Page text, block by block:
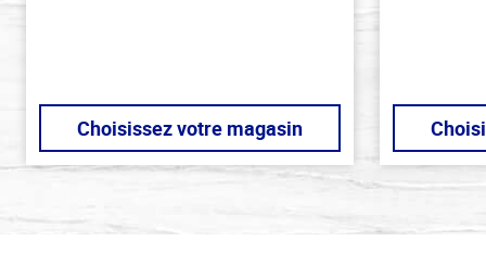
Choisissez votre magasin